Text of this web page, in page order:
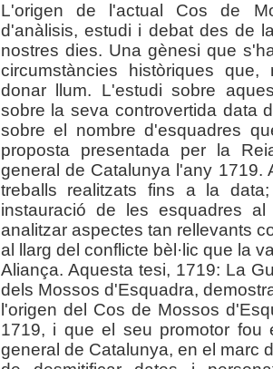
L'origen de l'actual Cos de
d'anàlisis, estudi i debat des de
nostres dies. Una gènesi que
circumstàncies històriques
donar llum. L'estudi sobre
sobre la seva controvertida data
sobre el nombre d'esquadres
proposta presentada per la
general de Catalunya l'any 1719.
treballs realitzats fins a la
instauració de les esquadres
analitzar aspectes tan rellevants
al llarg del conflicte bèl·lic que la
Aliança. Aquesta tesi, 1719: La
dels Mossos d'Esquadra,
l'origen del Cos de Mossos
1719, i que el seu promotor fou
general de Catalunya, en el marc